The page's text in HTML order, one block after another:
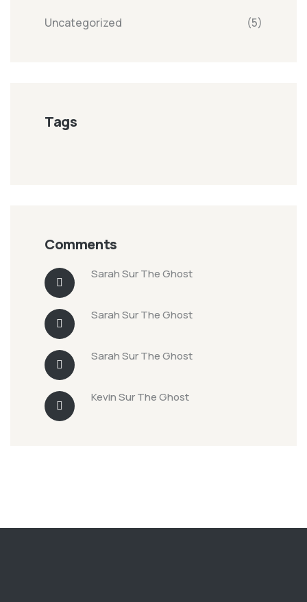
Uncategorized (5)
Tags
Comments
SarahSurThe Ghost
SarahSurThe Ghost
SarahSurThe Ghost
KevinSurThe Ghost